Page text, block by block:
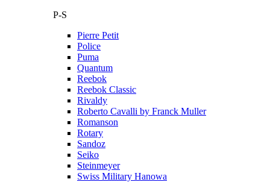
P-S
Pierre Petit
Police
Puma
Quantum
Reebok
Reebok Classic
Rivaldy
Roberto Cavalli by Franck Muller
Romanson
Rotary
Sandoz
Seiko
Steinmeyer
Swiss Military Hanowa